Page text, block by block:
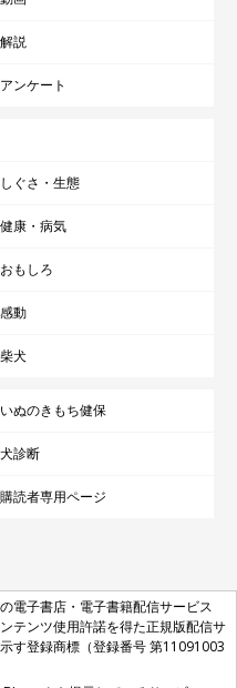
解説
アンケート
しぐさ・生態
健康・病気
おもしろ
感動
柴犬
いぬのきもち健保
犬診断
購読者専用ページ
電子書店・電子書籍配信サービス
テンツ使用許諾を得た正規版配信サ
す登録商標（登録番号 第11091003